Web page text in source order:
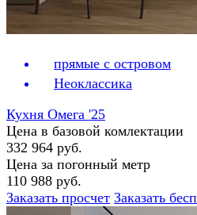
прямые с островом
Неоклассика
Кухня Омега '25
Цена в базовой комлектации
332 964 руб.
Цена за погонный метр
110 988 руб.
Заказать просчет Заказать